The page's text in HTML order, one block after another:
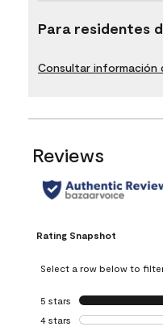
Para residentes
Consultar información
Reviews
Rating Snapshot
Select a row below to filter
5 stars stars
4 stars stars